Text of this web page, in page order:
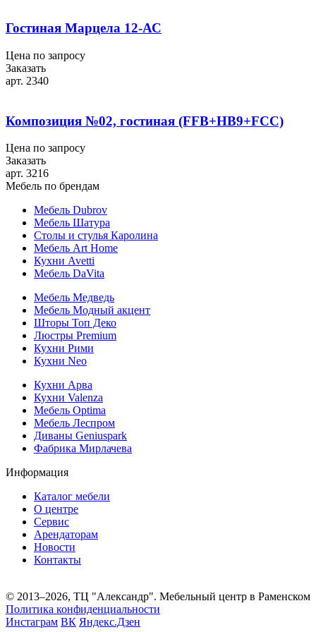
Гостиная Марцела 12-АС
Цена по запросу
Заказать
арт. 2340
Композиция №02, гостиная (FFB+HB9+FСС)
Цена по запросу
Заказать
арт. 3216
Мебель по брендам
Мебель Dubrov
Мебель Шатура
Столы и стулья Каролина
Мебель Art Home
Кухни Avetti
Мебель DaVita
Мебель Медведь
Мебель Модный акцент
Шторы Топ Деко
Люстры Premium
Кухни Рими
Кухни Neo
Кухни Арва
Кухни Valenza
Мебель Optima
Мебель Леспром
Диваны Geniuspark
Фабрика Мирлачева
Информация
Каталог мебели
О центре
Сервис
Арендаторам
Новости
Контакты
© 2013–2026, ТЦ "Александр". Мебельный центр в Раменском
Политика конфиденциальности
Инстаграм ВК Яндекс.Дзен